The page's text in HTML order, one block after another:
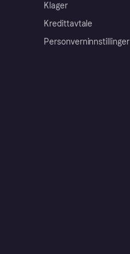
Klager
Kredittavtale
Personverninnstillinger